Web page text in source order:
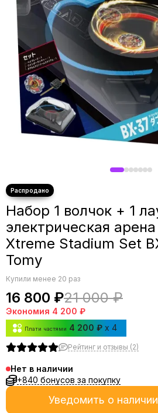
Набор 1 волчок + 1
электрическая
Xtreme Stadium Set
Tomy
Купили менее 20 раз
16 800 ₽21 000 ₽
Экономия 4 200 ₽
Плати частями 4 200 ₽ x 4
Рейтинг и отзывы (2)
Нет в наличии
+840 бонусов за покупку
Уведомить о наличии